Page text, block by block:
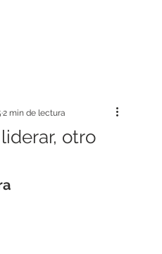
otro
2 min de lectura